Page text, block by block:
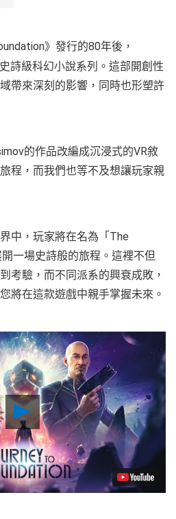
》發行的80年後，
詩級科幻小說系列。這部開創性
帶來深刻的影響，同時也形塑許
的作品改編成沉浸式的VR敘
程，而我們也等不及想讓玩家親
中，玩家將在名為「The
一場史詩般的旅程。這裡不但
考驗，而不同派系的興衰成敗，
將在這款遊戲中親手掌握未來。
Play
Video